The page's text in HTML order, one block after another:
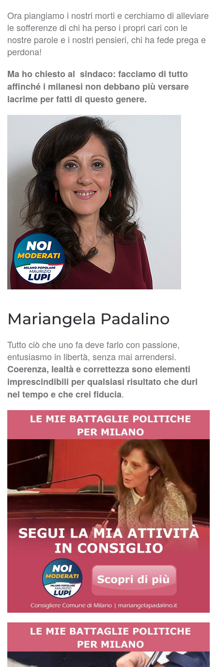
Ora piangiamo i nostri morti e cerchiamo di alleviare
le sofferenze di chi ha perso i propri cari con le
nostre parole e i nostri pensieri, chi ha fede prega e
perdona!
Ma ho chiesto al sindaco: facciamo di tutto
affinché i milanesi non debbano più versare
lacrime per fatti di questo genere.
Mariangela Padalino
Tutto ciò che uno fa deve farlo con passione,
entusiasmo in libertà, senza mai arrendersi.
Coerenza, lealtà e correttezza sono elementi
imprescindibili per qualsiasi risultato che duri
nel tempo e che crei fiducia.